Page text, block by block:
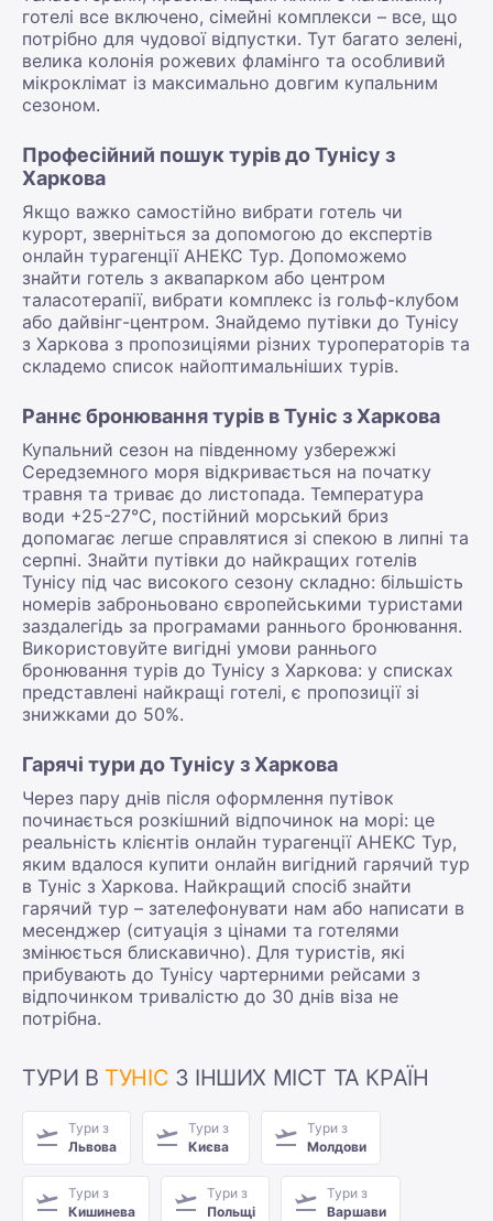
готелі все включено, сімейні комплекси – все, що
потрібно для чудової відпустки. Тут багато зелені,
велика колонія рожевих фламінго та особливий
мікроклімат із максимально довгим купальним
сезоном.
Професійний пошук турів до Тунісу з
Харкова
Якщо важко самостійно вибрати готель чи
курорт, зверніться за допомогою до експертів
онлайн турагенції АНЕКС Тур. Допоможемо
знайти готель з аквапарком або центром
таласотерапії, вибрати комплекс із гольф-клубом
або дайвінг-центром. Знайдемо путівки до Тунісу
з Харкова з пропозиціями різних туроператорів та
складемо список найоптимальніших турів.
Раннє бронювання турів в Туніс з Харкова
Купальний сезон на південному узбережжі
Середземного моря відкривається на початку
травня та триває до листопада. Температура
води +25-27°С, постійний морський бриз
допомагає легше справлятися зі спекою в липні та
серпні. Знайти путівки до найкращих готелів
Тунісу під час високого сезону складно: більшість
номерів заброньовано європейськими туристами
заздалегідь за програмами раннього бронювання.
Використовуйте вигідні умови раннього
бронювання турів до Тунісу з Харкова: у списках
представлені найкращі готелі, є пропозиції зі
знижками до 50%.
Гарячі тури до Тунісу з Харкова
Через пару днів після оформлення путівок
починається розкішний відпочинок на морі: це
реальність клієнтів онлайн турагенції АНЕКС Тур,
яким вдалося купити онлайн вигідний гарячий тур
в Туніс з Харкова. Найкращий спосіб знайти
гарячий тур – зателефонувати нам або написати в
месенджер (ситуація з цінами та готелями
змінюється блискавично). Для туристів, які
прибувають до Тунісу чартерними рейсами з
відпочинком тривалістю до 30 днів віза не
потрібна.
ТУРИ В ТУНІС З ІНШИХ МІСТ ТА КРАЇН
Тури з
Львова
Тури з
Києва
Тури з
Молдови
Тури з
Кишинева
Тури з
Польщі
Тури з
Варшави